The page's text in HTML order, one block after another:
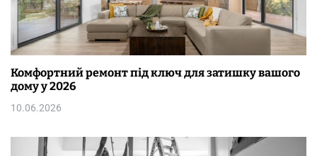
Комфортний ремонт під ключ для затишку вашого
дому у 2026
10.06.2026